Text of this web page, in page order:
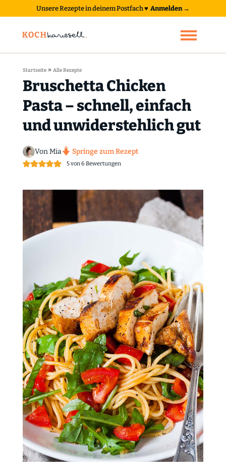
Unsere Rezepte in deinem Postfach♥ Anmelden →
Startseite» Alle Rezepte
Bruschetta Chicken
Pasta – schnell, einfach
und unwiderstehlich gut
Von Mia Springe zum Rezept
5von6 Bewertungen